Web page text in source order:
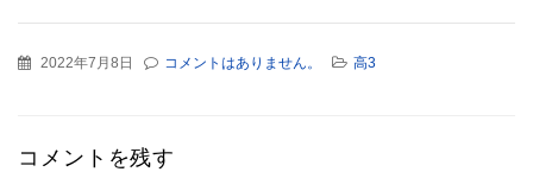
2022年7月8日 コメントはありません。 高3
コメントを残す